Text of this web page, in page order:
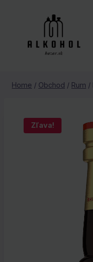
Home / Obchod / Rum /
Zľava!